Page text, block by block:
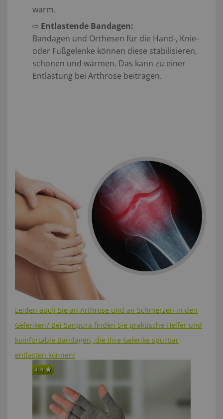
warm.
⇨ Entlastende Bandagen:
Bandagen und Orthesen für die Hand-, Knie-
oder Fußgelenke können diese stabilisieren,
schonen und wärmen. Das kann zu einer
Entlastung bei Arthrose beitragen.
Leiden auch Sie an Arthrose und an Schmerzen in den
Gelenken? Bei Sanpura finden Sie praktische Helfer und
komfortable Bandagen, die Ihre Gelenke spürbar
entlasten können!
4.6